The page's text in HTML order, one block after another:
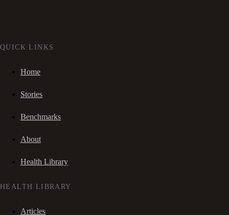
QUICK LINKS
Home
Stories
Benchmarks
About
Health Library
HEALTH LIBRARY
Articles